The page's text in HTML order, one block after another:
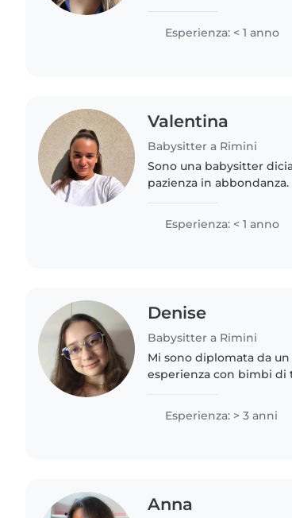
faccende leggere..
Esperienza: < 1 anno
Valentina
Babysitter a Rimini
Sono una babysitter
pazienza in
sportiva, calma e
Esperienza: < 1 anno
Denise
Babysitter a Rimini
Mi sono diplomata da
esperienza con bimbi
allenatori per..
Esperienza: > 3 anni
Anna